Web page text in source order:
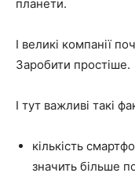
планети.
І великі компанії
Заробити простіше.
І тут важливі такі
кількість
значить більше